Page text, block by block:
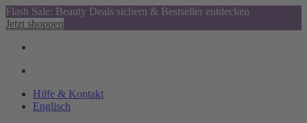
Flash Sale: Beauty Deals sichern & Bestseller entdecken
Jetzt shoppen
Hilfe & Kontakt
Englisch